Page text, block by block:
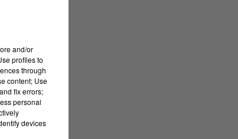
and/or
profiles to
through
content; Use
fix errors;
personal
devices